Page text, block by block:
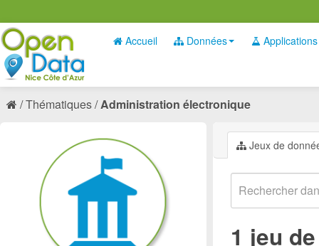
Accueil Données Applications
Thématiques Administration électronique
Jeux de
1 jeu